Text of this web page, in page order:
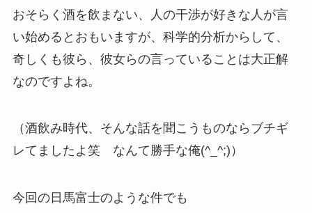
おそらく酒を飲まない、人の干渉が好きな人が言
い始めるとおもいますが、科学的分析からして、
奇しくも彼ら、彼女らの言っていることは大正解
なのですよね。
（酒飲み時代、そんな話を聞こうものならブチギ
レてましたよ笑 なんて勝手な俺(^_^;)）
今回の日馬富士のような件でも